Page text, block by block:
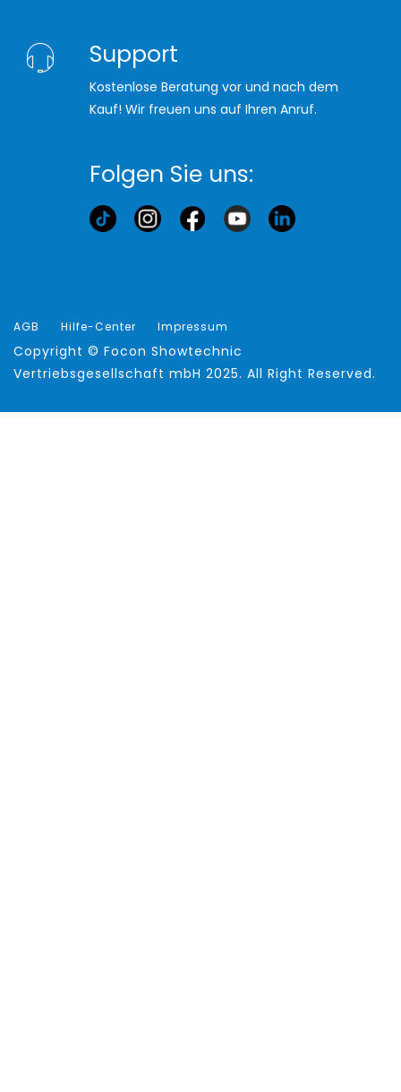
Support
Kostenlose Beratung vor und nach dem
Kauf! Wir freuen uns auf Ihren Anruf.
Folgen Sie uns:
AGB Hilfe-Center Impressum
Copyright © Focon Showtechnic
Vertriebsgesellschaft mbH 2025. All Right Reserved.